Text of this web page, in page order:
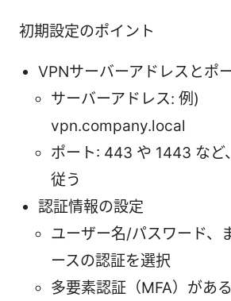
初期設定のポイント
VPNサーバーアドレスとポ
サーバーアドレス: 例)
vpn.company.local
ポート: 443 や 1443 など
従う
認証情報の設定
ユーザー名/パスワード、
ースの認証を選択
多要素認証（MFA）があ